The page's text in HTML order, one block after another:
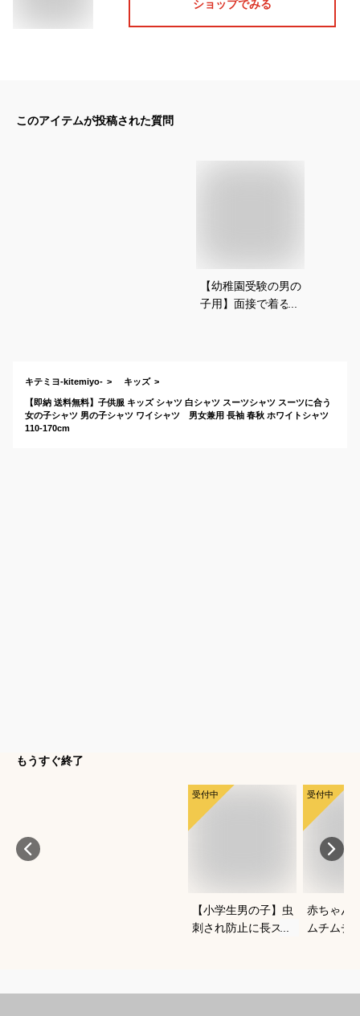
ショップでみる
このアイテムが投稿された質問
【幼稚園受験の男の
子用】面接で着る長
キテミヨ-kitemiyo- キッズ
【即納 送料無料】子供服 キッズ シャツ 白シャツ スーツシャツ スーツに合う
女の子シャツ 男の子シャツ ワイシャツ 男女兼用 長袖 春秋 ホワイトシャツ
110-170cm
もうすぐ終了
受付中
【小学生男の子】虫
刺され防止に長ズボ
受付中
赤ちゃん
ムチムチ